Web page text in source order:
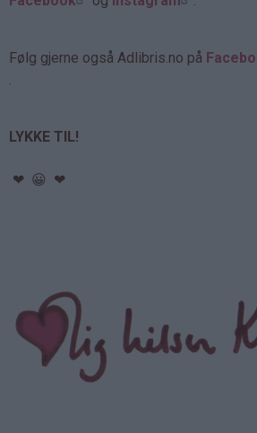
Følg gjerne også Adlibris.no på
LYKKE TIL!
❤ 😀 ❤